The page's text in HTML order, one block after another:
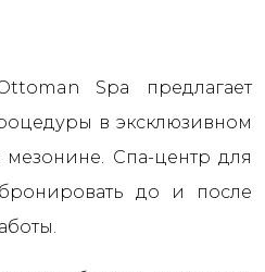
Spa предлагает
в эксклюзивном
Спа-центр для
до и после